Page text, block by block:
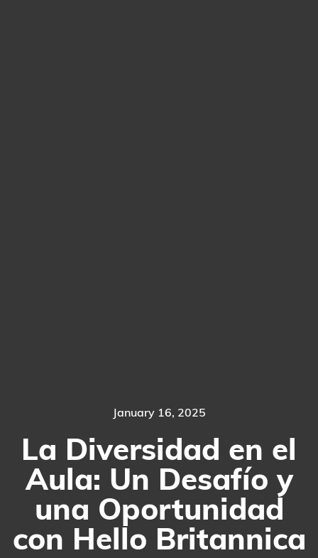
January 16, 2025
La Diversidad en el
Aula: Un Desafío y
una Oportunidad
con Hello Britannica